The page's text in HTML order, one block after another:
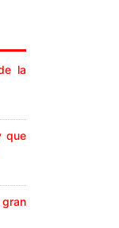
la
que
gran